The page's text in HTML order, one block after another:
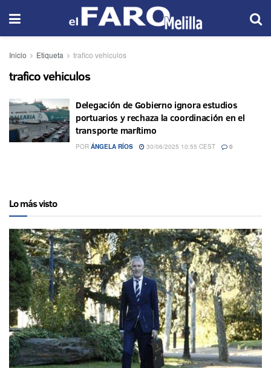
Inicio Etiqueta trafico vehiculos
trafico vehiculos
Delegación de Gobierno ignora estudios
portuarios y rechaza la coordinación en el
transporte marítimo
POR ÁNGELA RÍOS 30/06/2025 10:55 CEST 0
Lo más visto